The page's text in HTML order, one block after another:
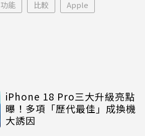
功能 比較 Apple
iPhone 18 Pro三大升級亮點
曝！多項「歷代最佳」成換機
大誘因